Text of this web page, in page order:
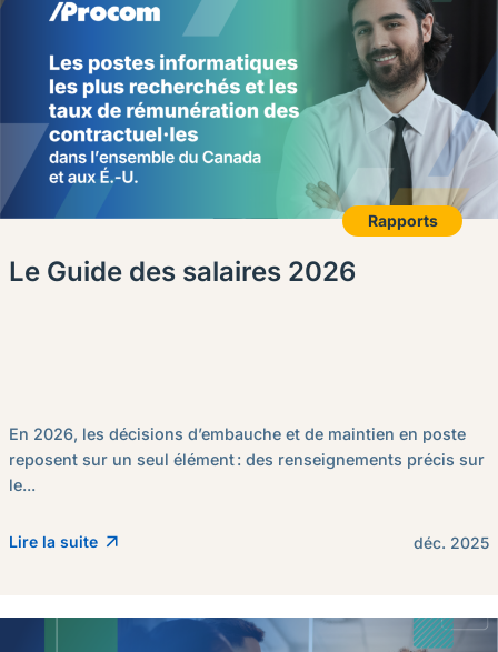
Rapports
Le Guide des salaires 2026
En 2026, les décisions d’embauche et de maintien en poste
reposent sur un seul élément : des renseignements précis sur
le...
Lire la suite déc. 2025